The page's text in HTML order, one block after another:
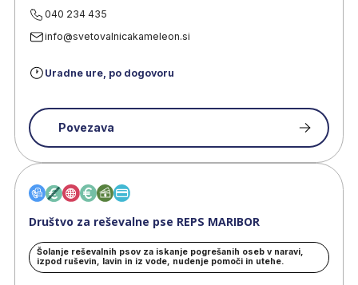
040 234 435
info@svetovalnicakameleon.si
Uradne ure, po dogovoru
Povezava
Društvo za reševalne pse REPS MARIBOR
Šolanje reševalnih psov za iskanje pogrešanih oseb v naravi,
izpod ruševin, lavin in iz vode, nudenje pomoči in utehe.